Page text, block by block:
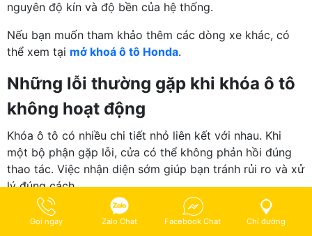
nguyên độ kín và độ bền của hệ thống.
Nếu bạn muốn tham khảo thêm các dòng xe khác, có
thể xem tại mở khoá ô tô Honda.
Những lỗi thường gặp khi khóa ô tô
không hoạt động
Khóa ô tô có nhiều chi tiết nhỏ liên kết với nhau. Khi
một bộ phận gặp lỗi, cửa có thể không phản hồi đúng
thao tác. Việc nhận diện sớm giúp bạn tránh rủi ro và xử
lý đúng cách.
Remote yếu pin hoặc hết pin đột
Gọi ngay Zalo Chat Facebook Chat Chỉ đường